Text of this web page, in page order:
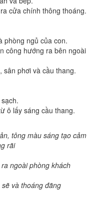
cửa chính thông thoáng.
phòng ngủ của con.
công hướng ra bên ngoài
sân phơi và cầu thang.
ô lấy sáng cầu thang.
tông màu sáng tạo cảm
rãi
ngoài phòng khách
và thoáng đãng